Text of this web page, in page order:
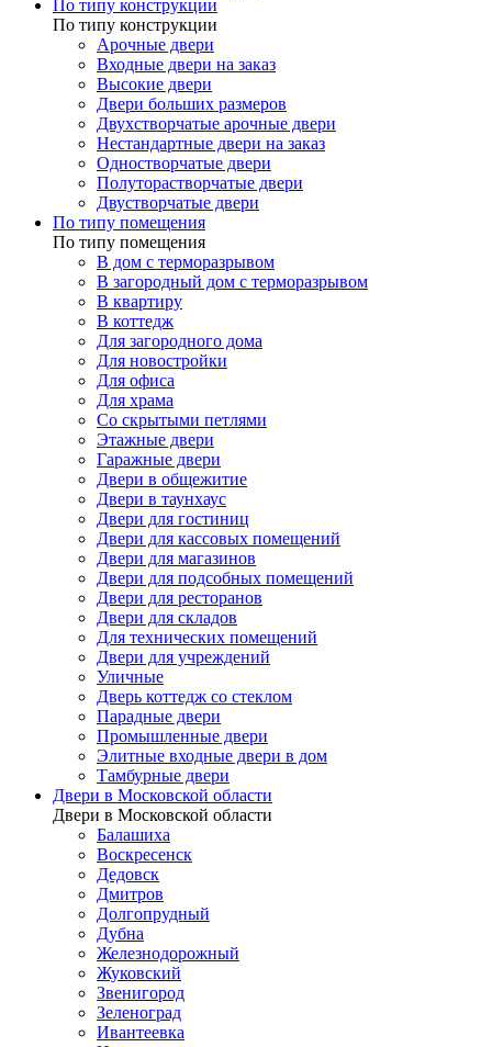
По типу конструкции
По типу конструкции
Арочные двери
Входные двери на заказ
Высокие двери
Двери больших размеров
Двухстворчатые арочные двери
Нестандартные двери на заказ
Одностворчатые двери
Полуторастворчатые двери
Двустворчатые двери
По типу помещения
По типу помещения
В дом с терморазрывом
В загородный дом с терморазрывом
В квартиру
В коттедж
Для загородного дома
Для новостройки
Для офиса
Для храма
Со скрытыми петлями
Этажные двери
Гаражные двери
Двери в общежитие
Двери в таунхаус
Двери для гостиниц
Двери для кассовых помещений
Двери для магазинов
Двери для подсобных помещений
Двери для ресторанов
Двери для складов
Для технических помещений
Двери для учреждений
Уличные
Дверь коттедж со стеклом
Парадные двери
Промышленные двери
Элитные входные двери в дом
Тамбурные двери
Двери в Московской области
Двери в Московской области
Балашиха
Воскресенск
Дедовск
Дмитров
Долгопрудный
Дубна
Железнодорожный
Жуковский
Звенигород
Зеленоград
Ивантеевка